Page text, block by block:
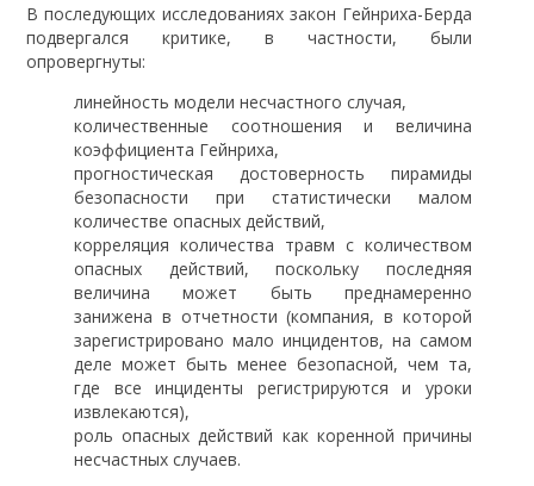
В последующих исследованиях закон Гейнриха-Берда
подвергался критике, в частности, были
опровергнуты:
линейность модели несчастного случая,
количественные соотношения и величина
коэффициента Гейнриха,
прогностическая достоверность пирамиды
безопасности при статистически малом
количестве опасных действий,
корреляция количества травм с количеством
опасных действий, поскольку последняя
величина может быть преднамеренно
занижена в отчетности (компания, в которой
зарегистрировано мало инцидентов, на самом
деле может быть менее безопасной, чем та,
где все инциденты регистрируются и уроки
извлекаются),
роль опасных действий как коренной причины
несчастных случаев.